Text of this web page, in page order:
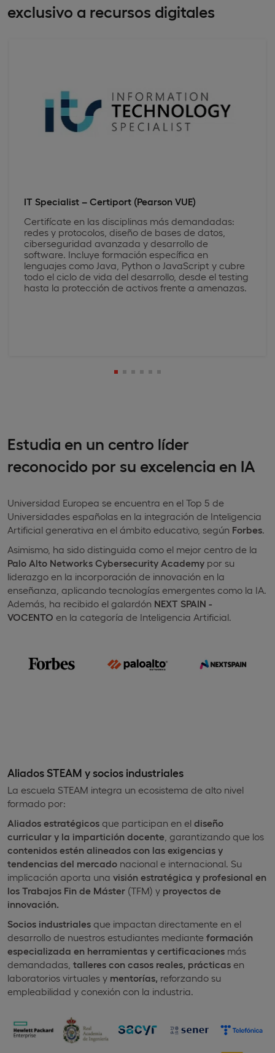
exclusivo a recursos digitales
IT Specialist – Certiport (Pearson VUE)
Certifícate en las disciplinas más demandadas:
redes y protocolos, diseño de bases de datos,
ciberseguridad avanzada y desarrollo de
software. Incluye formación específica en
lenguajes como Java, Python o JavaScript y cubre
todo el ciclo de vida del desarrollo, desde el testing
hasta la protección de activos frente a amenazas.
Estudia en un centro líder
reconocido por su excelencia en IA
Universidad Europea se encuentra en el Top 5 de
Universidades españolas en la integración de Inteligencia
Artificial generativa en el ámbito educativo, según Forbes.
Asimismo, ha sido distinguida como el mejor centro de la
Palo Alto Networks Cybersecurity Academy por su
liderazgo en la incorporación de innovación en la
enseñanza, aplicando tecnologías emergentes como la IA.
Además, ha recibido el galardón NEXT SPAIN -
VOCENTO en la categoría de Inteligencia Artificial.
Aliados STEAM y socios industriales
La escuela STEAM integra un ecosistema de alto nivel
formado por:
Aliados estratégicos que participan en el diseño
curricular y la impartición docente , garantizando que los
contenidos estén alineados con las exigencias y
tendencias del mercado nacional e internacional. Su
implicación aporta una visión estratégica y profesional en
los Trabajos Fin de Máster (TFM) y proyectos de
innovación.
Socios industriales que impactan directamente en el
desarrollo de nuestros estudiantes mediante formación
especializada en herramientas y certificaciones más
demandadas, talleres con casos reales, prácticas en
laboratorios virtuales y mentorías, reforzando su
empleabilidad y conexión con la industria.